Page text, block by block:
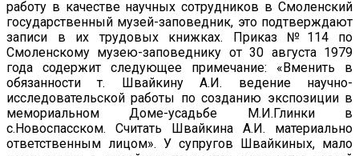
работу в качестве научных сотрудников в Смоленский
государственный музей-заповедник, это подтверждают
записи в их трудовых книжках. Приказ №114 по
Смоленскому музею-заповеднику от 30 августа 1979
года содержит следующее примечание: «Вменить в
обязанности т. Швайкину А.И. ведение научно-
исследовательской работы по созданию экспозиции в
мемориальном Доме-усадьбе М.И.Глинки в
с.Новоспасском. Считать Швайкина А.И. материально
ответственным лицом». У супругов Швайкиных, мало